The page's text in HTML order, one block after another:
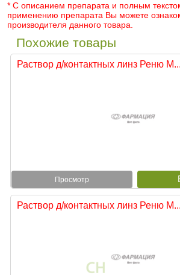
* С описанием препарата и полным
применению препарата Вы можете
производителя данного товара.
Похожие товары
Раствор д/контактных линз Реню М...
Просмотр
Раствор д/контактных линз Реню М...